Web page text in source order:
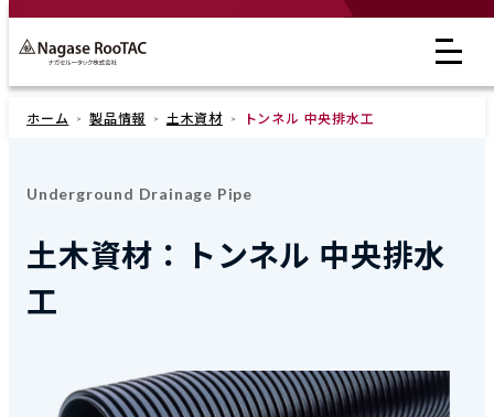
ホーム 製品情報 土木資材 トンネル 中央排水工
Underground Drainage Pipe
土木資材：トンネル 中央排水
工